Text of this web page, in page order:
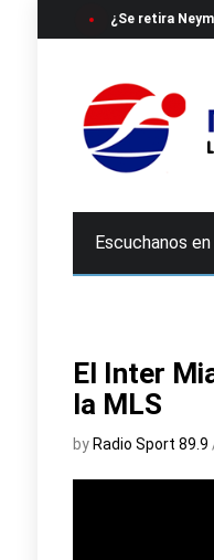
¿Se retira
Escuchanos
El Inter
la MLS
by Radio Sport 89.9